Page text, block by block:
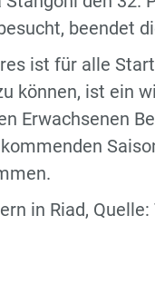
beendet
ist für alle
können, ist ein
Erwachsenen
in Riad, Quelle: